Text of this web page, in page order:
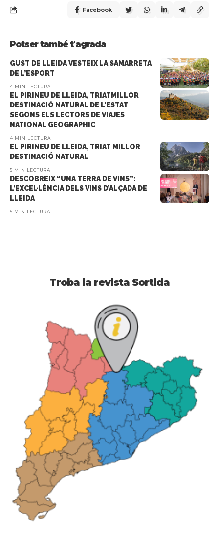
Facebook
Potser també t'agrada
GUST DE LLEIDA VESTEIX LA SAMARRETA
DE L’ESPORT
4 MIN LECTURA
EL PIRINEU DE LLEIDA, TRIATMILLOR
DESTINACIÓ NATURAL DE L’ESTAT
SEGONS ELS LECTORS DE VIAJES
NATIONAL GEOGRAPHIC
4 MIN LECTURA
EL PIRINEU DE LLEIDA, TRIAT MILLOR
DESTINACIÓ NATURAL
5 MIN LECTURA
DESCOBREIX “UNA TERRA DE VINS”:
L’EXCEL·LÈNCIA DELS VINS D’ALÇADA DE
LLEIDA
5 MIN LECTURA
Troba la revista Sortida